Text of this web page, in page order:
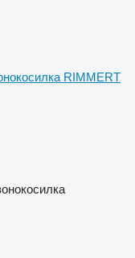
RIMMERT